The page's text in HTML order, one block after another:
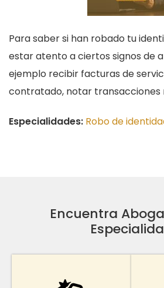
Para saber si han robado tu
estar atento a ciertos signos de
ejemplo recibir facturas de
contratado, notar transacciones
Especialidades: Robo de
Encuentra